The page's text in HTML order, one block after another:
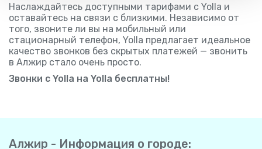
Наслаждайтесь доступными тарифами с Yolla и
оставайтесь на связи с близкими. Независимо от
того, звоните ли вы на мобильный или
стационарный телефон, Yolla предлагает идеальное
качество звонков без скрытых платежей — звонить
в Алжир стало очень просто.
Звонки с Yolla на Yolla бесплатны!
Алжир - Информация о городе: